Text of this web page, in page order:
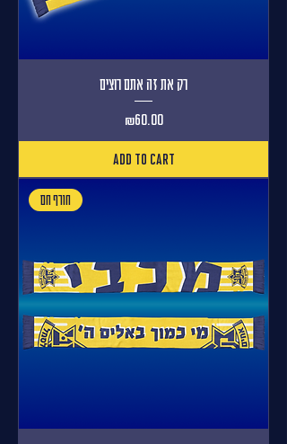
רק את זה אתם רוצים
Price
₪60.00
Add to Cart
חורף חם